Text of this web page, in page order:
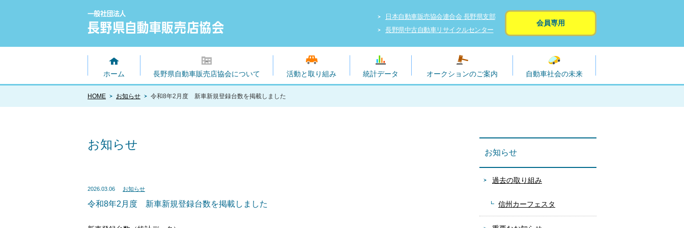
日本自動車販売協会連合会 長野県支部
長野県中古自動車リサイクルセンター
会員専用
ホーム 長野県自動車販売店協会について 活動と取り組み 統計データ オークションのご案内 自動車社会の未来
HOME お知らせ 令和8年2月度 新車新規登録台数を掲載しました
お知らせ
2026.03.06 お知らせ
令和8年2月度 新車新規登録台数を掲載しました
お知らせ
過去の取り組み
信州カーフェスタ